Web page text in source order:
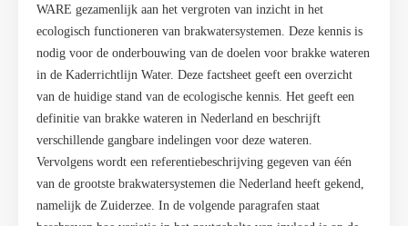
WARE gezamenlijk aan het vergroten van inzicht in het
ecologisch functioneren van brakwatersystemen. Deze kennis is
nodig voor de onderbouwing van de doelen voor brakke wateren
in de Kaderrichtlijn Water. Deze factsheet geeft een overzicht
van de huidige stand van de ecologische kennis. Het geeft een
definitie van brakke wateren in Nederland en beschrijft
verschillende gangbare indelingen voor deze wateren.
Vervolgens wordt een referentiebeschrijving gegeven van één
van de grootste brakwatersystemen die Nederland heeft gekend,
namelijk de Zuiderzee. In de volgende paragrafen staat